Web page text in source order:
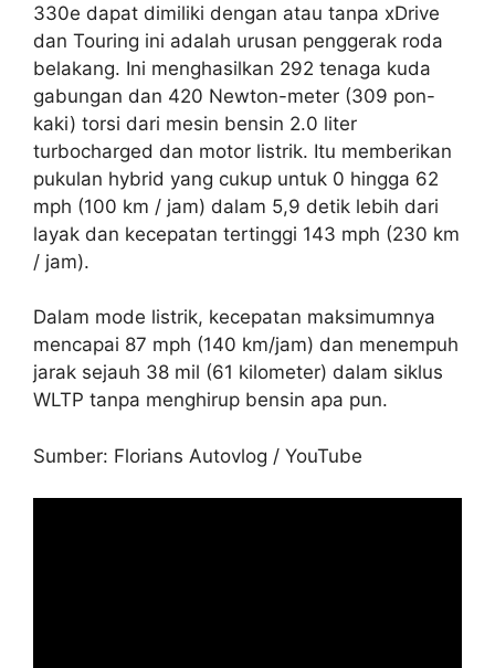
330e dapat dimiliki dengan atau tanpa xDrive
dan Touring ini adalah urusan penggerak roda
belakang. Ini menghasilkan 292 tenaga kuda
gabungan dan 420 Newton-meter (309 pon-
kaki) torsi dari mesin bensin 2.0 liter
turbocharged dan motor listrik. Itu memberikan
pukulan hybrid yang cukup untuk 0 hingga 62
mph (100 km / jam) dalam 5,9 detik lebih dari
layak dan kecepatan tertinggi 143 mph (230 km
/ jam).
Dalam mode listrik, kecepatan maksimumnya
mencapai 87 mph (140 km/jam) dan menempuh
jarak sejauh 38 mil (61 kilometer) dalam siklus
WLTP tanpa menghirup bensin apa pun.
Sumber: Florians Autovlog / YouTube